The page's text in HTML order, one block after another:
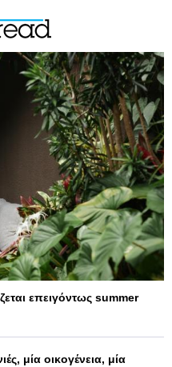
επειγόντως summer
μία οικογένεια, μία